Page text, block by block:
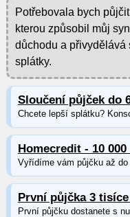
Potřebovala bych
kterou způsobil můj
důchodu a přivydělává
splátky.
Sloučení půjček do
Chcete lepší splátku?
Homecredit - 10 000
Vyřídíme vám půjčku až
První půjčka 3 tisíce
První půjčku dostanete s